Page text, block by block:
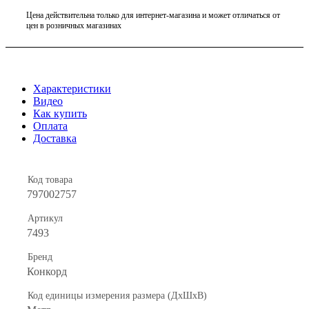
Цена действительна только для интернет-магазина и может отличаться от
цен в розничных магазинах
Характеристики
Видео
Как купить
Оплата
Доставка
Код товара
797002757
Артикул
7493
Бренд
Конкорд
Код единицы измерения размера (ДхШхВ)